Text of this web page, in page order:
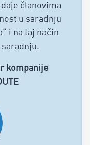
članovima
u saradnju
i na taj način
kompanije